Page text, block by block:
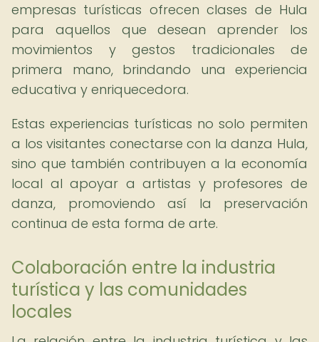
empresas turísticas ofrecen clases de Hula
para aquellos que desean aprender los
movimientos y gestos tradicionales de
primera mano, brindando una experiencia
educativa y enriquecedora.
Estas experiencias turísticas no solo permiten
a los visitantes conectarse con la danza Hula,
sino que también contribuyen a la economía
local al apoyar a artistas y profesores de
danza, promoviendo así la preservación
continua de esta forma de arte.
Colaboración entre la industria
turística y las comunidades
locales